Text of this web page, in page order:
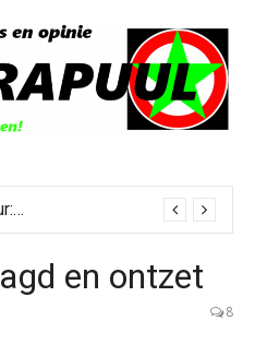
Gitaarklassieker du jour: Paris, Texas/Cold Was The Night, Hard Was The Ground
en ontzet
8